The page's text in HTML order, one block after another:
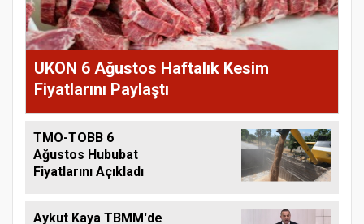
UKON 6 Ağustos Haftalık Kesim
Fiyatlarını Paylaştı
TMO-TOBB 6
Ağustos Hububat
Fiyatlarını Açıkladı
Aykut Kaya TBMM'de